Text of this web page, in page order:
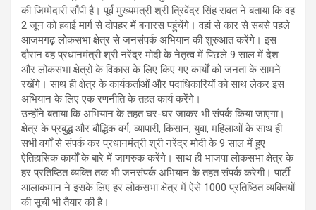
की जिम्मेदारी सौंपी है। पूर्व मुख्यमंत्री श्री त्रिवेंद्र सिंह रावत ने बताया कि वह
2 जून को हवाई मार्ग से दोपहर में बनारस पहुंचेंगे। वहां से कार से सबसे पहले
आजमगढ़ लोकसभा क्षेत्र से जनसंपर्क अभियान की शुरुआत करेंगे। इस
दौरान वह प्रधानमंत्री श्री नरेंद्र मोदी के नेतृत्व में पिछले 9 साल में देश
और लोकसभा क्षेत्रों के विकास के लिए किए गए कार्यों को जनता के सामने
रखेंगे। साथ ही क्षेत्र के कार्यकर्ताओं और पदाधिकारियों को साथ लेकर इस
अभियान के लिए एक रणनीति के तहत कार्य करेंगे।
उन्होंने बताया कि अभियान के तहत घर-घर जाकर भी संपर्क किया जाएगा।
क्षेत्र के प्रबुद्ध और बौद्धिक वर्ग, व्यापारी, किसान, युवा, महिलाओं के साथ ही
सभी वर्गों से संपर्क कर प्रधानमंत्री श्री नरेंद्र मोदी के 9 साल में हुए
ऐतिहासिक कार्यों के बारे में जागरुक करेंगे। साथ ही भाजपा लोकसभा क्षेत्र के
हर प्रतिष्ठित व्यक्ति तक भी जनसंपर्क अभियान के तहत संपर्क करेगी। पार्टी
आलाकमान ने इसके लिए हर लोकसभा क्षेत्र में ऐसे 1000 प्रतिष्ठित व्यक्तियों
की सूची भी तैयार की है।